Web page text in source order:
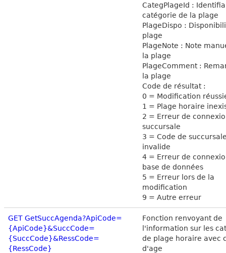
CategPlageId :
catégorie de la plage
PlageDispo :
plage
PlageNote : Note
la plage
PlageComment :
la plage
Code de résultat :
0 = Modification
1 = Plage horaire
2 = Erreur de
succursale
3 = Code de
invalide
4 = Erreur de
base de données
5 = Erreur lors de la
modification
9 = Autre erreur
GET GetSuccAgenda?ApiCode=
{ApiCode}&SuccCode=
{SuccCode}&RessCode=
{RessCode}
Fonction renvoyant de
l'information sur les
de plage horaire avec
d'age